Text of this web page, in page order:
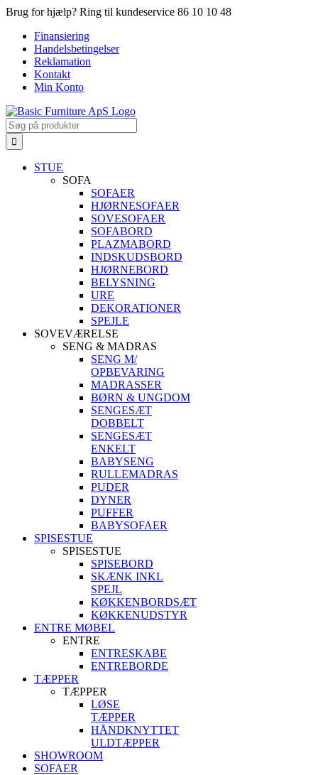
Skip
content
Brug for hjælp? Ring til kundeservice 86 10 10 48
Finansiering
Handelsbetingelser
Reklamation
Kontakt
Min Konto
Search
for:
STUE
SOFA
SOFAER
HJØRNESOFAER
SOVESOFAER
SOFABORD
PLAZMABORD
INDSKUDSBORD
HJØRNEBORD
BELYSNING
URE
DEKORATIONER
SPEJLE
SOVEVÆRELSE
SENG & MADRAS
SENG M/
OPBEVARING
MADRASSER
BØRN & UNGDOM
SENGESÆT
DOBBELT
SENGESÆT
ENKELT
BABYSENG
RULLEMADRAS
PUDER
DYNER
PUFFER
BABYSOFAER
SPISESTUE
SPISESTUE
SPISEBORD
SKÆNK INKL
SPEJL
KØKKENBORDSÆT
KØKKENUDSTYR
ENTRE MØBEL
ENTRE
ENTRESKABE
ENTREBORDE
TÆPPER
TÆPPER
LØSE
TÆPPER
HÅNDKNYTTET
ULDTÆPPER
SHOWROOM
SOFAER